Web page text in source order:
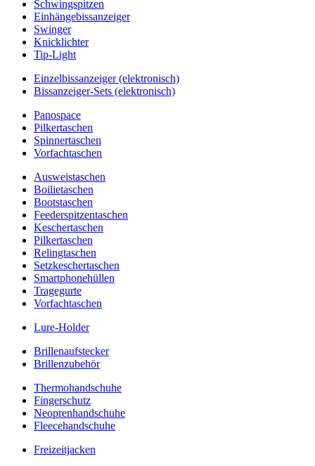
Schwingspitzen
Einhängebissanzeiger
Swinger
Knicklichter
Tip-Light
Einzelbissanzeiger (elektronisch)
Bissanzeiger-Sets (elektronisch)
Panospace
Pilkertaschen
Spinnertaschen
Vorfachtaschen
Ausweistaschen
Boilietaschen
Bootstaschen
Feederspitzentaschen
Keschertaschen
Pilkertaschen
Relingtaschen
Setzkeschertaschen
Smartphonehüllen
Tragegurte
Vorfachtaschen
Lure-Holder
Brillenaufstecker
Brillenzubehör
Thermohandschuhe
Fingerschutz
Neoprenhandschuhe
Fleecehandschuhe
Freizeitjacken